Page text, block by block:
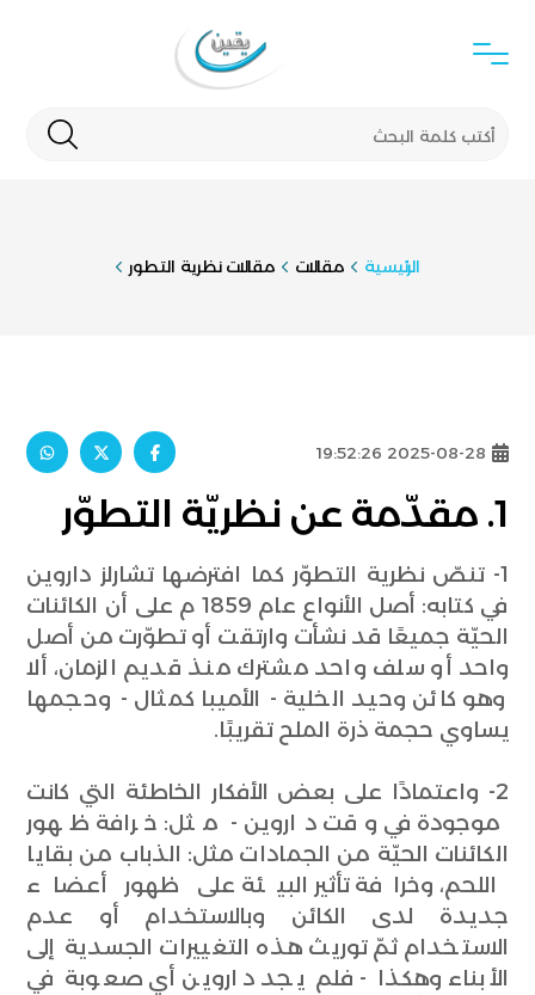
الرئيسية مقالات مقالات نظرية التطور
2025-08-28 19:52:26
1. مقدّمة عن نظريّة التطوّر
1- تنصّ نظرية التطوّر كما افترضها تشارلز داروين
في كتابه: أصل الأنواع عام 1859 م على أن الكائنات
الحيّة جميعًا قد نشأت وارتقت أو تطوّرت من أصل
واحد أو سلف واحد مشترك منذ قديم الزمان، ألا
وهو كائن وحيد الخلية - الأميبا كمثال - وحجمها
يساوي حجمة ذرة الملح تقريبًا.
2- واعتمادًا على بعض الأفكار الخاطئة التي كانت
موجودة في وقت داروين - مثل: خرافة ظهور
الكائنات الحيّة من الجمادات مثل: الذباب من بقايا
اللحم، وخرافة تأثير البيئة على ظهور أعضاء
جديدة لدى الكائن وبالاستخدام أو عدم
الاستخدام ثمّ توريث هذه التغييرات الجسدية إلى
الأبناء وهكذا - فلم يجد داروين أي صعوبة في